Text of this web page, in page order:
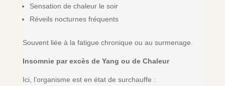
Sensation de chaleur le soir
Réveils nocturnes fréquents
Souvent liée à la fatigue chronique ou au surmenage.
Insomnie par excès de Yang ou de Chaleur
Ici, l’organisme est en état de surchauffe :